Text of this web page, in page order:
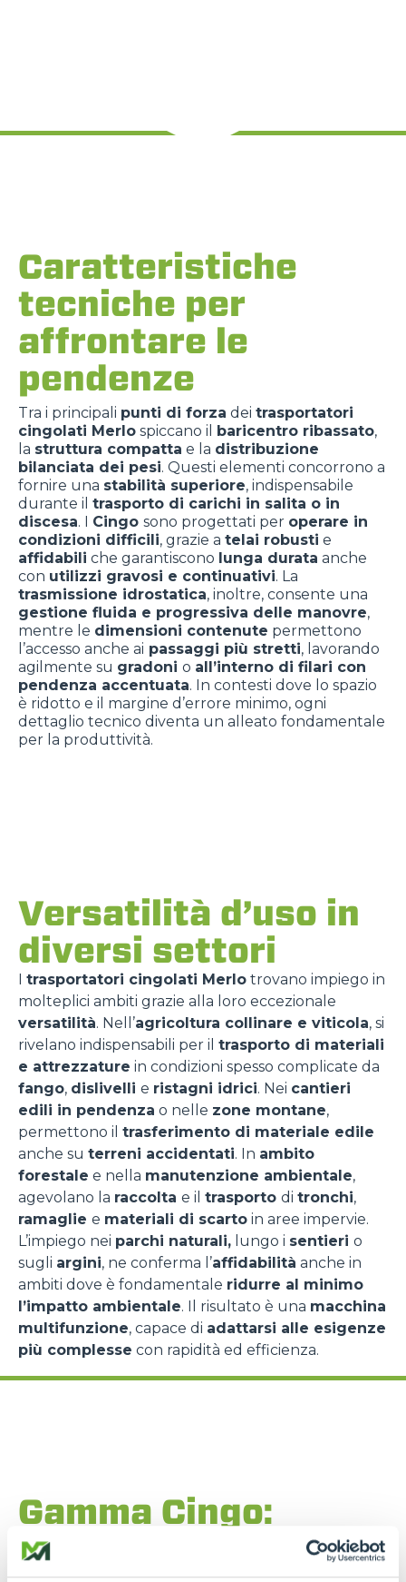
Caratteristiche
tecniche per
affrontare le
pendenze
Tra i principali punti di forza dei trasportatori
cingolati Merlo spiccano il baricentro ribassato,
la struttura compatta e la distribuzione
bilanciata dei pesi. Questi elementi concorrono a
fornire una stabilità superiore, indispensabile
durante il trasporto di carichi in salita o in
discesa. I Cingo sono progettati per operare in
condizioni difficili, grazie a telai robusti e
affidabili che garantiscono lunga durata anche
con utilizzi gravosi e continuativi. La
trasmissione idrostatica, inoltre, consente una
gestione fluida e progressiva delle manovre,
mentre le dimensioni contenute permettono
’accesso anche ai passaggi più stretti, lavorando
agilmente su gradoni o all’interno di filari con
pendenza accentuata. In contesti dove lo spazio
è ridotto e il margine d’errore minimo, ogni
dettaglio tecnico diventa un alleato fondamentale
per la produttività.
Versatilità d’uso in
diversi settori
I trasportatori cingolati Merlo trovano impiego in
molteplici ambiti grazie alla loro eccezionale
versatilità. Nell’agricoltura collinare e viticola, si
rivelano indispensabili per il trasporto di materiali
e attrezzature in condizioni spesso complicate da
fango, dislivelli e ristagni idrici. Nei cantieri
edili in pendenza o nelle zone montane,
permettono il trasferimento di materiale edile
anche su terreni accidentati. In ambito
forestale e nella manutenzione ambientale,
agevolano la raccolta e il trasporto di tronchi,
ramaglie e materiali di scarto in aree impervie.
L’impiego nei parchi naturali, lungo i sentieri o
sugli argini, ne conferma l’affidabilità anche in
ambiti dove è fondamentale ridurre al minimo
l’impatto ambientale. Il risultato è una macchina
multifunzione, capace di adattarsi alle esigenze
più complesse con rapidità ed efficienza.
Gamma Cingo:
modelli per ogni